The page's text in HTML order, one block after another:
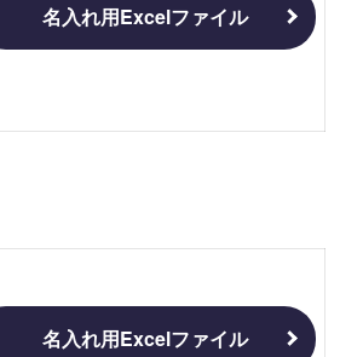
名入れ用Excelファイル
名入れ用Excelファイル